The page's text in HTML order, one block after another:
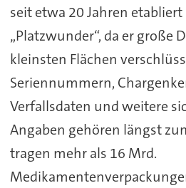
seit etwa 20 Jahren
„Platzwunder“, da er große
kleinsten Flächen
Seriennummern,
Verfallsdaten und weitere
Angaben gehören längst
tragen mehr als 16 Mrd.